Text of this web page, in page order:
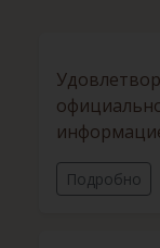
Подробно